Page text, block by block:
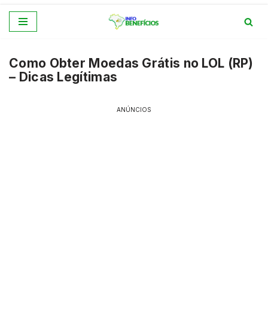
o
conteúdo
Como Obter Moedas Grátis no LOL (RP)
– Dicas Legítimas
ANÚNCIOS